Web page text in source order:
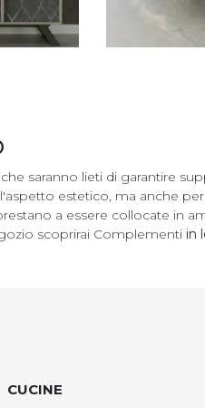
saranno lieti di garantire
estetico, ma anche
a essere collocate in
scoprirai Complementi in
CUCINE